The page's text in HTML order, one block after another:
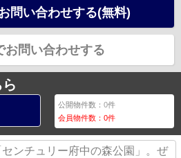
問い合わせする(無料)
お問い合わせする
公開物件数：0件
会員物件数：0件
ンチュリー府中の森公園」。ぜ